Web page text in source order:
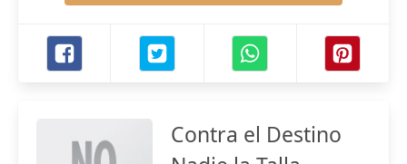
Contra el Destino